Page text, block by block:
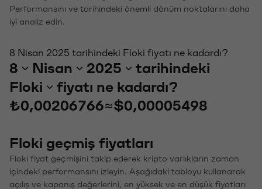
Performansını ve tarihindeki önemli dönüm noktalarını daha
iyi analiz edin.
8 Nisan 2025 tarihindeki Floki fiyatı ne kadardı?
8 Nisan 2025
tarihindeki
Floki
fiyatı ne kadardı?
₺0,00206766≈$0,00005498
Floki geçmiş fiyatları
Floki fiyat geçmişini takip ederek kripto varlıkların zaman
içindeki performansını izleyin. Aşağıdaki tabloyu kullanarak
açılış ve kapanış değerlerini, en yüksek ve en düşük fiyatları